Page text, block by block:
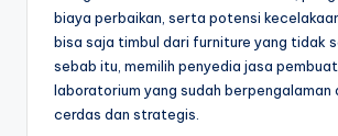
biaya perbaikan, serta potensi
bisa saja timbul dari furniture yang tidak
sebab itu, memilih penyedia jasa
laboratorium yang sudah berpengalaman
cerdas dan strategis.